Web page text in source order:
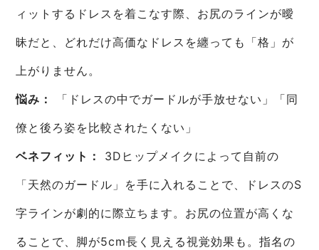
ィットするドレスを着こなす際、お尻のラインが曖
昧だと、どれだけ高価なドレスを纏っても「格」が
上がりません。
悩み：
「ドレスの中でガードルが手放せない」「同
僚と後ろ姿を比較されたくない」
ベネフィット：
3Dヒップメイクによって自前の
「天然のガードル」を手に入れることで、ドレスのS
字ラインが劇的に際立ちます。お尻の位置が高くな
ることで、脚が5cm長く見える視覚効果も。指名の